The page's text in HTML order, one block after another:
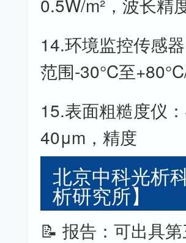
0.5W/m²，波长精
14.环境监控传感
范围-30°C至
15.表面粗糙度仪
40μm，精度
北京中科光析
析研究所】
📝 报告：可出具